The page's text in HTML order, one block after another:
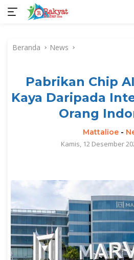
kontenBeranda News
Pabrikan Chip
Kaya Daripada
Orang
Mattalioe-
Kamis, 12 Desember